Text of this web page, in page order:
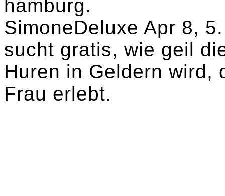
hamburg.
SimoneDeluxe Apr 8,
sucht gratis, wie geil
Huren in Geldern wird,
Frau erlebt.